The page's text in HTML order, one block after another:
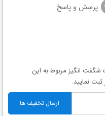
پرسش و پاسخ
شگفت انگیز مربوط به این
نمایید.